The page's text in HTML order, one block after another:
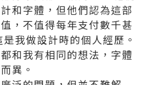
和字體，但他們認為這部
，不值得每年支付數千甚
我做設計時的個人經歷。
和我有相同的想法，字體
異。